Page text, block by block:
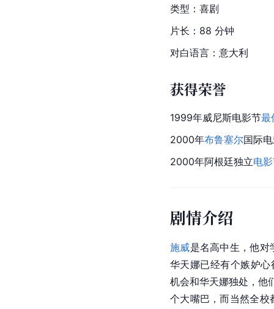
类型：喜剧
片长：88 分钟
对白语言：意大利
获得荣誉
1999年威尼斯电影节最
2000年布鲁塞尔国际
2000年阿根廷独立电
剧情介绍
施威是名高中生，他
华天娜已经有个嫉妒
机会和华天娜独处，他
个大嘴巴，而当然全校